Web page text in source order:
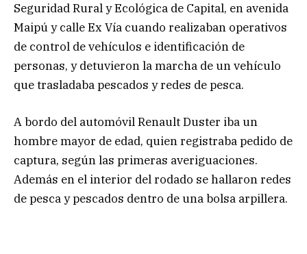
Seguridad Rural y Ecológica de Capital, en avenida
Maipú y calle Ex Vía cuando realizaban operativos
de control de vehículos e identificación de
personas, y detuvieron la marcha de un vehículo
que trasladaba pescados y redes de pesca.
A bordo del automóvil Renault Duster iba un
hombre mayor de edad, quien registraba pedido de
captura, según las primeras averiguaciones.
Además en el interior del rodado se hallaron redes
de pesca y pescados dentro de una bolsa arpillera.